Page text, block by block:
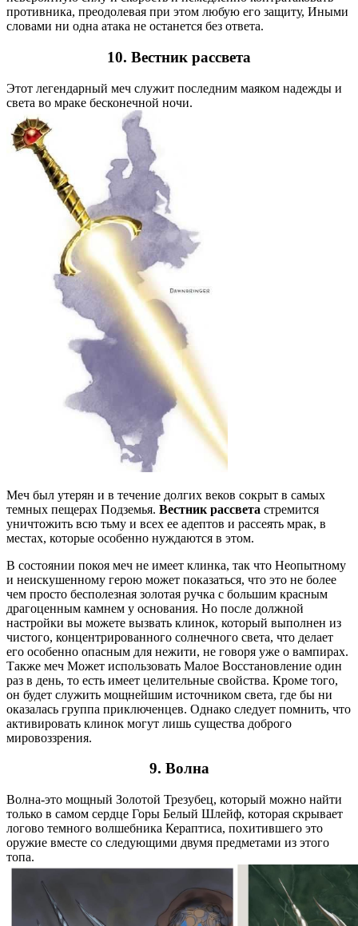
противника, преодолевая при этом любую его защиту, Иными
словами ни одна атака не останется без ответа.
10. Вестник рассвета
Этот легендарный меч служит последним маяком надежды и
света во мраке бесконечной ночи.
Меч был утерян и в течение долгих веков сокрыт в самых
темных пещерах Подземья. Вестник рассвета стремится
уничтожить всю тьму и всех ее адептов и рассеять мрак, в
местах, которые особенно нуждаются в этом.
В состоянии покоя меч не имеет клинка, так что Неопытному
и неискушенному герою может показаться, что это не более
чем просто бесполезная золотая ручка с большим красным
драгоценным камнем у основания. Но после должной
настройки вы можете вызвать клинок, который выполнен из
чистого, концентрированного солнечного света, что делает
его особенно опасным для нежити, не говоря уже о вампирах.
Также меч Может использовать Малое Восстановление один
раз в день, то есть имеет целительные свойства. Кроме того,
он будет служить мощнейшим источником света, где бы ни
оказалась группа приключенцев. Однако следует помнить, что
активировать клинок могут лишь существа доброго
мировоззрения.
9. Волна
Волна-это мощный Золотой Трезубец, который можно найти
только в самом сердце Горы Белый Шлейф, которая скрывает
логово темного волшебника Кераптиса, похитившего это
оружие вместе со следующими двумя предметами из этого
топа.